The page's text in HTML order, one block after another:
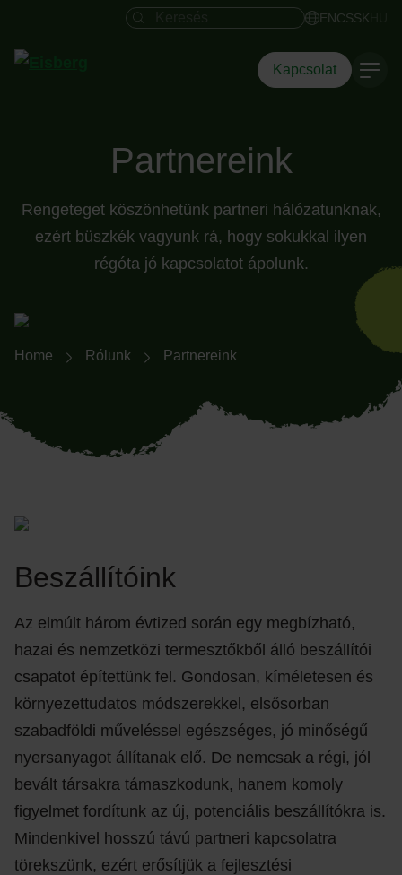
Keresés mező ENCSSK
Kapcsolat
Partnereink
Rengeteget köszönhetünk partneri hálózatunknak,
ezért büszkék vagyunk rá, hogy sokukkal ilyen
régóta jó kapcsolatot ápolunk.
Breadcrumb-Navigation
Home Rólunk Partnereink
Beszállítóink
Az elmúlt három évtized során egy megbízható,
hazai és nemzetközi termesztőkből álló beszállítói
csapatot építettünk fel. Gondosan, kíméletesen és
környezettudatos módszerekkel, elsősorban
szabadföldi műveléssel egészséges, jó minőségű
nyersanyagot állítanak elő. De nemcsak a régi, jól
bevált társakra támaszkodunk, hanem komoly
figyelmet fordítunk az új, potenciális beszállítókra is.
Mindenkivel hosszú távú partneri kapcsolatra
törekszünk, ezért erősítjük a fejlesztési